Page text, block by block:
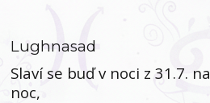
Lughnasad
Slaví se buď v noci z 31.7.
noc,